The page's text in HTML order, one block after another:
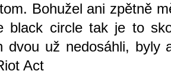
Bohužel ani zpětně
black circle tak je to
dvou už nedosáhli, byly
Act